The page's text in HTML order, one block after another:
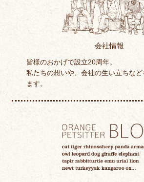
会社情報
皆様のおかげで設立20周年。
私たちの想いや、会社の生い立ちな
ます。